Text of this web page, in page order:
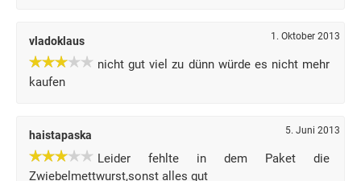
vladoklaus 1. Oktober 2013
nicht gut viel zu dünn würde es nicht mehr
kaufen
haistapaska 5. Juni 2013
Leider fehlte in dem Paket die
Zwiebelmettwurst,sonst alles gut